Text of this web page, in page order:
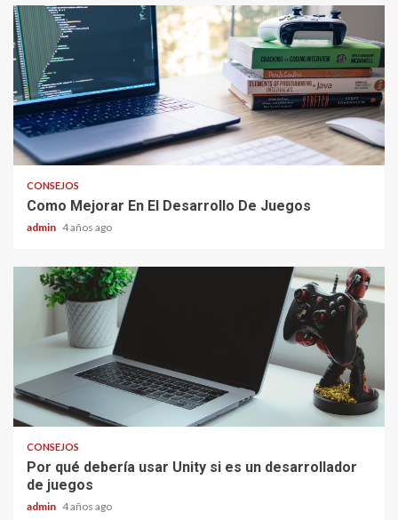
CONSEJOS
Como Mejorar En El Desarrollo De Juegos
admin 4 años ago
CONSEJOS
Por qué debería usar Unity si es un desarrollador
de juegos
admin 4 años ago